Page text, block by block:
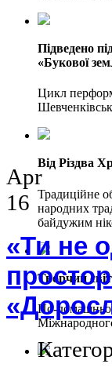
Підведено
«Букової
Цикл
Від Різдва
Традиційне
народних
байдужим
Творчий
По-
Apr
16
«Ти не